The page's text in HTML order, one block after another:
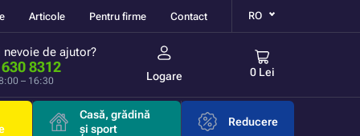
Articole Pentru firme Contact RO
nevoie de ajutor?
8312
– 16:30 Logare 0 Lei
Casă, grădină
și sport
Reducere